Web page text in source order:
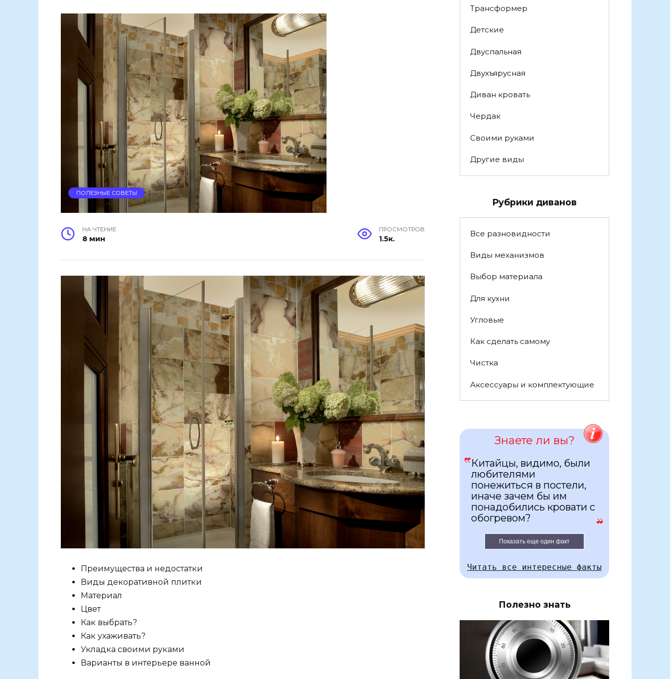
ПОЛЕЗНЫЕ СОВЕТЫ
НА ЧТЕНИЕ
8 мин
ПРОСМОТРОВ
1.5к.
Преимущества и недостатки
Виды декоративной плитки
Материал
Цвет
Как выбрать?
Как ухаживать?
Укладка своими руками
Варианты в интерьере ванной
Трансформер
Детские
Двуспальная
Двухъярусная
Диван кровать
Чердак
Своими руками
Другие виды
Рубрики диванов
Все разновидности
Виды механизмов
Выбор материала
Для кухни
Угловые
Как сделать самому
Чистка
Аксессуары и комплектующие
Знаете ли вы?
Китайцы, видимо, были
любителями
понежиться в постели,
иначе зачем бы им
понадобились кровати с
обогревом?
Показать еще один факт
Читать все интересные факты
Полезно знать